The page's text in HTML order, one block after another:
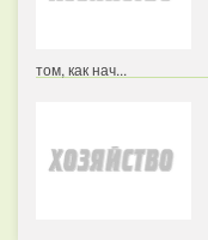
том, как нач...